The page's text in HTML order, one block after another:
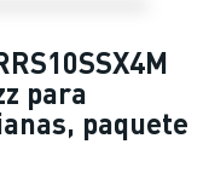
para
paquete